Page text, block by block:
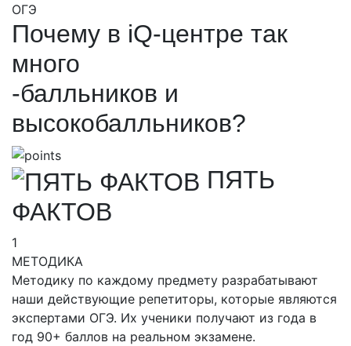
ОГЭ
Почему в iQ-центре так
много
-балльников и
высокобалльников?
ПЯТЬ
ФАКТОВ
1
МЕТОДИКА
Методику по каждому предмету разрабатывают
наши действующие репетиторы, которые являются
экспертами ОГЭ. Их ученики получают из года в
год 90+ баллов на реальном экзамене.